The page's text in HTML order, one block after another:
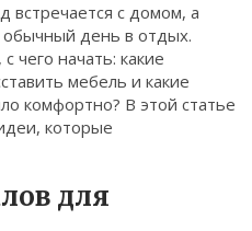
встречается с домом, а
день в отдых.
чего начать: какие
мебель и какие
комфортно? В этой статье
которые
для